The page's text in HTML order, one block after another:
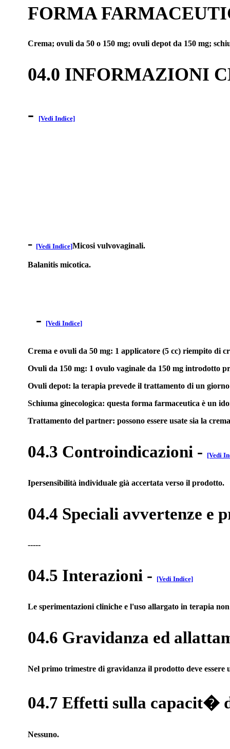
FORMA
Crema; ovuli da 50 o 150 mg; ovuli depot da 150 mg;
04.0 INFORMAZIONI
-
[Vedi Indice]
- [Vedi Indice]Micosi vulvovaginali.
Balanitis micotica.
- [Vedi Indice]
Crema e ovuli da 50 mg: 1 applicatore (5 cc) riempito di
Ovuli da 150 mg: 1 ovulo vaginale da 150 mg introdotto
Ovuli depot: la terapia prevede il trattamento di un
Schiuma ginecologica: questa forma farmaceutica è un
Trattamento del partner: possono essere usate sia la
04.3 Controindicazioni - [Vedi
Ipersensibilità individuale già accertata verso il prodotto.
04.4 Speciali avvertenze e
-----
04.5 Interazioni - [Vedi Indice]
Le sperimentazioni cliniche e l'uso allargato in terapia
04.6 Gravidanza ed
Nel primo trimestre di gravidanza il prodotto deve essere
04.7 Effetti sulla capacit�
Nessuno.